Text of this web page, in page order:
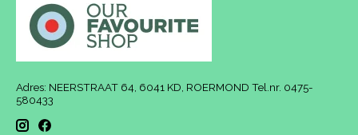
Adres: NEERSTRAAT 64, 6041 KD, ROERMOND Tel.nr. 0475-
580433